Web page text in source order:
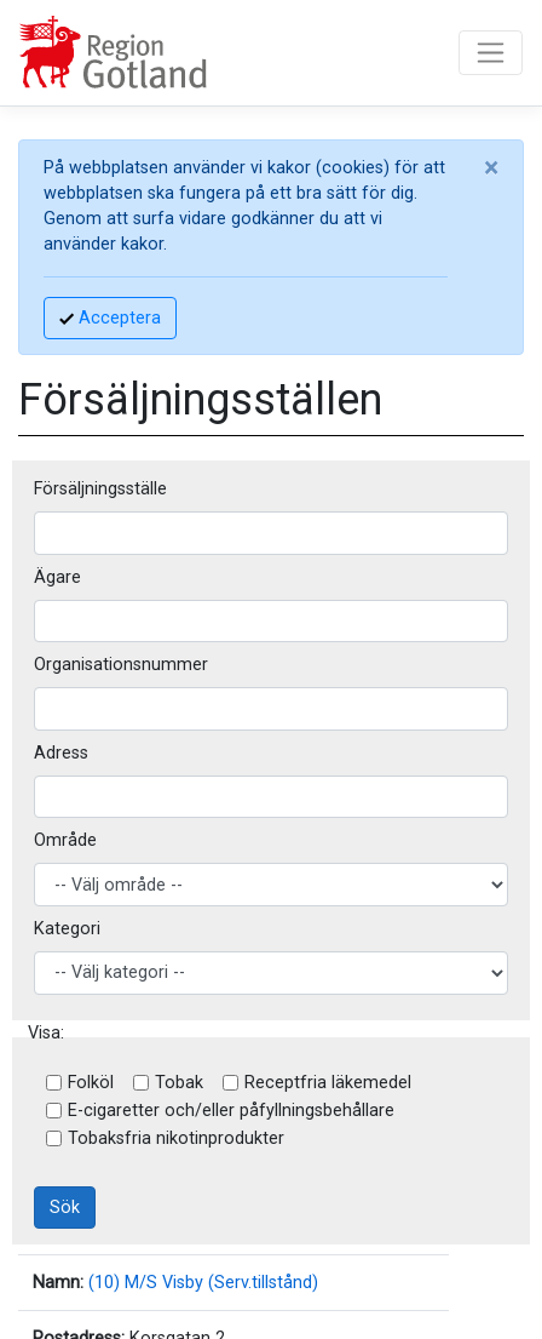
På webbplatsen använder vi kakor (cookies) för att
webbplatsen ska fungera på ett bra sätt för dig.
Genom att surfa vidare godkänner du att vi
använder kakor.
Acceptera
×
Försäljningsställen
Försäljningsställe
Ägare
Organisationsnummer
Adress
Område
Kategori
Visa:
Folköl Tobak
Receptfria läkemedel
E-cigaretter och/eller påfyllningsbehållare
Tobaksfria nikotinprodukter
Sök
Namn: (10) M/S Visby (Serv.tillstånd)